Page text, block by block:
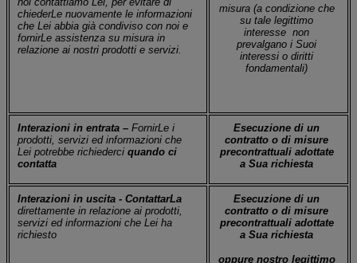
chiederLe nuovamente le informazioni
che Lei abbia già condiviso con noi e
fornirLe assistenza su misura in
relazione ai nostri prodotti e servizi.
misura (a condizione che
su tale legittimo
interesse non
prevalgano i Suoi
interessi o diritti
fondamentali)
Interazioni in entrata –FornirLe i
prodotti, servizi ed informazioni che
Lei potrebbe richiederciquando ci
contatta
Esecuzione di un
contratto o di misure
precontrattuali adottate
a Sua richiesta
Interazioni in uscita - ContattarLa
direttamente in relazione ai prodotti,
servizi ed informazioni che Lei ha
richiesto
Esecuzione di un
contrattoo di misure
precontrattuali adottate
a Sua richiesta
oppure nostro legittimo